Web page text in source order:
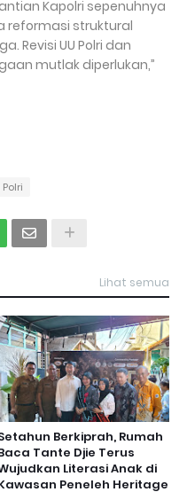
Kapolri sepenuhnya
reformasi struktural
Revisi UU Polri dan
mutlak diperlukan,”
Lihat semua
Berkiprah, Rumah
Tante Djie Terus
Literasi Anak di
Peneleh Heritage